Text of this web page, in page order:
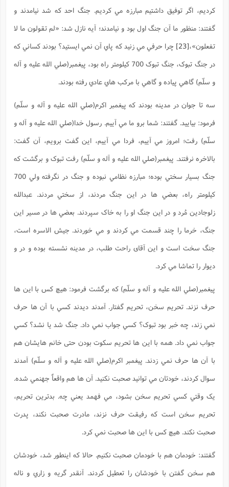
کرديم، اگر توفيق داشتيم مبارزه مي کرديم. جنگ احد که شد نيامدند و
گفتند: منظور ما آن جنگ اول بود و نيامدند؛ آيه نازل شد: «لم تقولون ما لا
تفعلون»،[23]
چرا حرفي مي زنيد که پاي آن نمي ايستيد؟ بودند کساني که
در جنگ تبوک، جنگ تبوک 700 کيلومتر راه بود، پيغمبر(صلي الله عليه و آله
و سلّم) گاهي پياده و گاهي با مرکب هاي عادي رفته بودند.
سه تا جوان در مدينه بودند که پيغمبر اکرم(صلي الله عليه و آله و سلّم)
فرمود: بياييد. گفتند: شما برو ما مي آييم. رسول خدا(صلي الله عليه و آله و
سلّم) رفت؛ امروز مي آييم، فردا مي آييم، اين گفت برويم، آن گفت:
بالاخره نرفتند. پيغمبر(صلي الله عليه و آله و سلّم) رفت تبوک و برگشت که
جنگ بسيار سختي بوده؛ مبارزه نظامي نبوده و جنگ در نگرفته ولي 700
کيلومتر راه، بعضي ها در اين جنگ مردند، از سختي مردند. عبدالله
زلوجادين مُرد و در اين جنگ او را به خاک سپردند. بعضي ها در مسير اين
جنگ، خرما را چند قسمت مي کردند و مي خوردند. جيش الاسره است،
جنگ سخت است و اين آقای راحت طلب، در مدينه نشسته بوده و در و
ديوار را تماشا مي کرد.
پيغمبر(صلي الله عليه و آله و سلّم) که برگشت فرمود: هيچ کس با اين ها
حرف نزند. تحريم سخن، تحريم گفتار. آمدند ديدند کسي با آن ها حرف
نمي زند، چه خبر بود تبوک؟ کسي جواب نمي داد. جنگ شد يا نشد؟ کسي
جواب نمي داد. همه با اين ها تحريم سکوت بودن حتی خانم هايشان هم
با آن ها حرف نمي زدند. پيغمبر اکرم(صلي الله عليه و آله و سلّم) آمدند
سوال کردند، خودتان مي توانيد صحبت نکنيد. آن ها هم واقعاً جهنمي شده.
يک وقتي کسي تحريم سخن بشود، مي فهمد يعني چه. بدترين تحريم،
تحريم سخن است که رفيقت حرف نزند، مادرت صحبت نکند، پدرت
صحبت نکند. هيچ کس با اين ها صحبت نمي کرد.
گفتند: خودمان هم با خودمان صحبت نکنيم. حالا که اينطور شد، خودشان
هم سخن گفتن با خودشان را تعطيل کردند. آنقدر گريه و زاري و ناله